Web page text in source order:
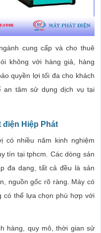
cung cấp và cho thuê
không với hàng giả, hàng
quyền lợi tối đa cho khách
an tâm sử dụng dịch vụ tại
điện Hiệp Phát
có nhiều năm kinh nghiệm
tín tại tphcm. Các dòng sản
đa dạng, tất cả đều là sản
nguồn gốc rõ ràng. Máy có
có thể lựa chọn phù hợp với
hàng, quy mô, thời gian sử